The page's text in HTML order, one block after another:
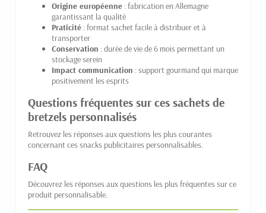
Origine européenne : fabrication en Allemagne
garantissant la qualité
Praticité : format sachet facile à distribuer et à
transporter
Conservation : durée de vie de 6 mois permettant un
stockage serein
Impact communication : support gourmand qui marque
positivement les esprits
Questions fréquentes sur ces sachets de
bretzels personnalisés
Retrouvez les réponses aux questions les plus courantes
concernant ces snacks publicitaires personnalisables.
FAQ
Découvrez les réponses aux questions les plus fréquentes sur ce
produit personnalisable.